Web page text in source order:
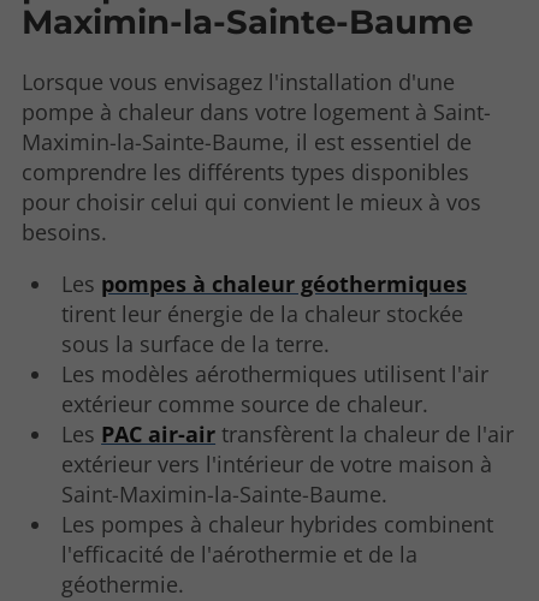
Maximin-la-Sainte-Baume
Lorsque vous envisagez l'installation d'une
pompe à chaleur dans votre logement à Saint-
Maximin-la-Sainte-Baume, il est essentiel de
comprendre les différents types disponibles
pour choisir celui qui convient le mieux à vos
besoins.
Les pompes à chaleur géothermiques
tirent leur énergie de la chaleur stockée
sous la surface de la terre.
Les modèles aérothermiques utilisent l'air
extérieur comme source de chaleur.
Les PAC air-air transfèrent la chaleur de l'air
extérieur vers l'intérieur de votre maison à
Saint-Maximin-la-Sainte-Baume.
Les pompes à chaleur hybrides combinent
l'efficacité de l'aérothermie et de la
géothermie.